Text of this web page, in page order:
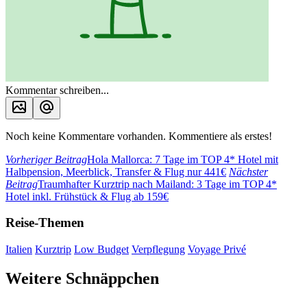
Kommentar schreiben...
Noch keine Kommentare vorhanden. Kommentiere als erstes!
Vorheriger BeitragHola Mallorca: 7 Tage im TOP 4* Hotel mit
Halbpension, Meerblick, Transfer & Flug nur 441€ Nächster
BeitragTraumhafter Kurztrip nach Mailand: 3 Tage im TOP 4*
Hotel inkl. Frühstück & Flug ab 159€
Reise-Themen
Italien Kurztrip Low Budget Verpflegung Voyage Privé
Weitere Schnäppchen